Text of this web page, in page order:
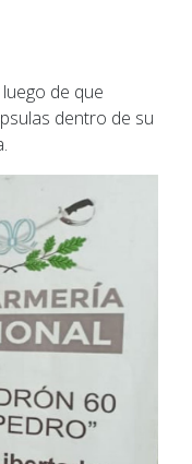
de que
dentro de su